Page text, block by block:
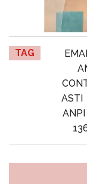
TAG
ASTI
ANPI